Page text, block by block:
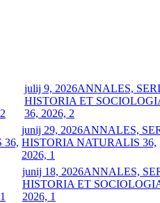
julij 9, 2026ANNALES,
HISTORIA ET
36, 2026, 2
junij 29, 2026ANNALES,
HISTORIA NATURALIS 36,
2026, 1
junij 18, 2026ANNALES,
HISTORIA ET
2026, 1